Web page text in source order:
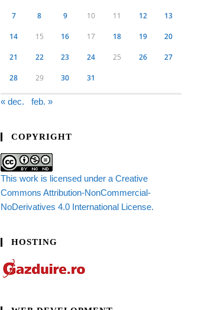
7 8 9 10 11 12 13
14 15 16 17 18 19 20
21 22 23 24 25 26 27
28 29 30 31
« dec. feb. »
COPYRIGHT
This work is licensed under a Creative
Commons Attribution-NonCommercial-
NoDerivatives 4.0 International License.
HOSTING